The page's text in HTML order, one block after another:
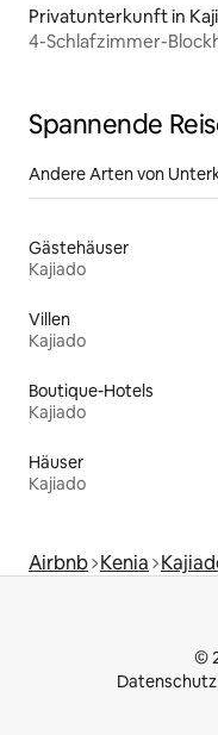
Privatunterkunft in
4-Schlafzimmer-
Spannende
Andere Arten von
Gästehäuser
Kajiado
Villen
Kajiado
Boutique-Hotels
Kajiado
Häuser
Kajiado
Airbnb Kenia
©
Datenschutz